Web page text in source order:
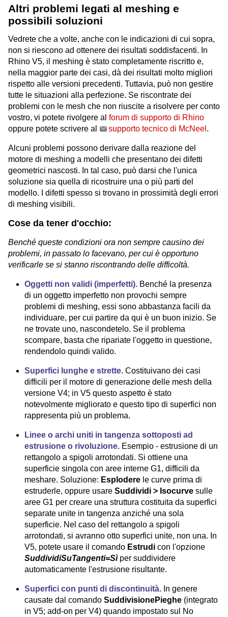
Altri problemi legati al meshing e
possibili soluzioni
Vedrete che a volte, anche con le indicazioni di cui sopra,
non si riescono ad ottenere dei risultati soddisfacenti. In
Rhino V5, il meshing è stato completamente riscritto e,
nella maggior parte dei casi, dà dei risultati molto migliori
rispetto alle versioni precedenti. Tuttavia, può non gestire
tutte le situazioni alla perfezione. Se riscontrate dei
problemi con le mesh che non riuscite a risolvere per conto
vostro, vi potete rivolgere al forum di supporto di Rhino
oppure potete scrivere al
supporto tecnico di McNeel .
Alcuni problemi possono derivare dalla reazione del
motore di meshing a modelli che presentano dei difetti
geometrici nascosti. In tal caso, può darsi che l'unica
soluzione sia quella di ricostruire una o più parti del
modello. I difetti spesso si trovano in prossimità degli errori
di meshing visibili.
Cose da tener d'occhio:
Benché queste condizioni ora non sempre causino dei
problemi, in passato lo facevano, per cui è opportuno
verificarle se si stanno riscontrando delle difficoltà.
Oggetti non validi (imperfetti). Benché la presenza
di un oggetto imperfetto non provochi sempre
problemi di meshing, essi sono abbastanza facili da
individuare, per cui partire da qui è un buon inizio. Se
ne trovate uno, nascondetelo. Se il problema
scompare, basta che ripariate l'oggetto in questione,
rendendolo quindi valido.
Superfici lunghe e strette. Costituivano dei casi
difficili per il motore di generazione delle mesh della
versione V4; in V5 questo aspetto è stato
notevolmente migliorato e questo tipo di superfici non
rappresenta più un problema.
Linee o archi uniti in tangenza sottoposti ad
estrusione o rivoluzione. Esempio - estrusione di un
rettangolo a spigoli arrotondati. Si ottiene una
superficie singola con aree interne G1, difficili da
meshare. Soluzione: Esplodere le curve prima di
estruderle, oppure usare Suddividi > Isocurve sulle
aree G1 per creare una struttura costituita da superfici
separate unite in tangenza anziché una sola
superficie. Nel caso del rettangolo a spigoli
arrotondati, si avranno otto superfici unite, non una. In
V5, potete usare il comando Estrudi con l'opzione
SuddividiSuTangenti=Sìper suddividere
automaticamente l'estrusione risultante.
Superfici con punti di discontinuità. In genere
causate dal comando SuddivisionePieghe (integrato
in V5; add-on per V4) quando impostato sul No